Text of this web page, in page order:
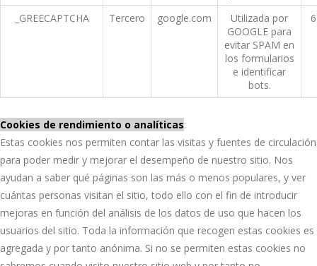
_GREECAPTCHA Tercero google.com
Utilizada por
GOOGLE para
evitar SPAM en
los formularios
e identificar
bots.
Cookies de rendimiento o analíticas:
Estas cookies nos permiten contar las visitas y fuentes de circulación
para poder medir y mejorar el desempeño de nuestro sitio. Nos
ayudan a saber qué páginas son las más o menos populares, y ver
cuántas personas visitan el sitio, todo ello con el fin de introducir
mejoras en función del análisis de los datos de uso que hacen los
usuarios del sitio. Toda la información que recogen estas cookies es
agregada y por tanto anónima. Si no se permiten estas cookies no